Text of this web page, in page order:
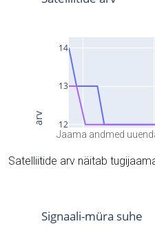
Jaama andmed
Satelliitide arv näitab